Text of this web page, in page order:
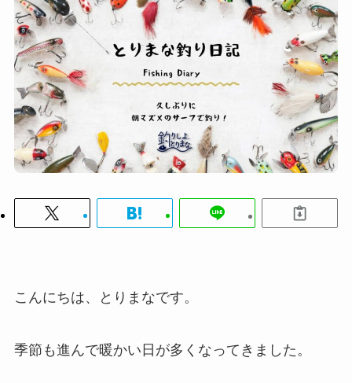
こんにちは、とりまなです。
季節も進んで暖かい日が多くなってきました。